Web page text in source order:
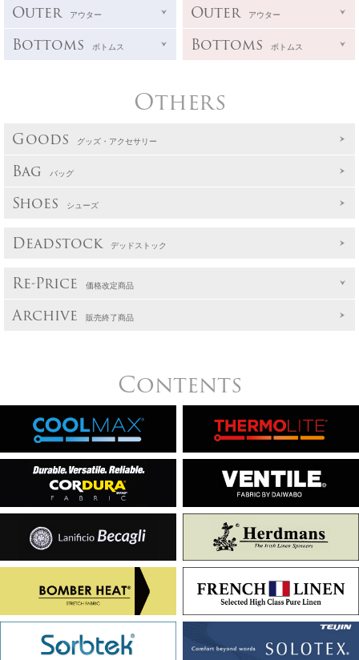
Outer アウター
Bottoms ボトムス
Outer アウター
Bottoms ボトムス
Others
Goods グッズ・アクセサリー
Bag バッグ
Shoes シューズ
Deadstock デッドストック
Re-Price 価格改定商品
Archive 販売終了商品
Contents